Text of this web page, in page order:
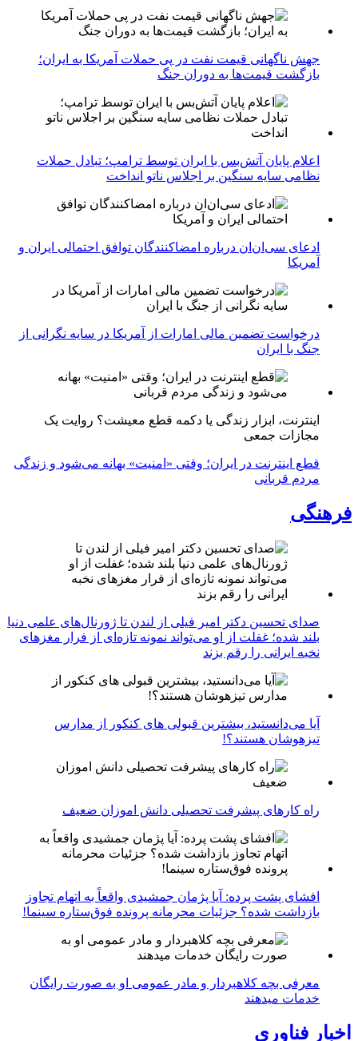
جهش ناگهانی قیمت نفت در پی حملات آمریکا به ایران؛
بازگشت قیمت‌ها به دوران جنگ
اعلام پایان آتش‌بس با ایران توسط ترامپ؛ تبادل حملات
نظامی سایه سنگین بر اجلاس ناتو انداخت
ادعای سی‌ان‌ان درباره امضاکنندگان توافق احتمالی ایران و
آمریکا
درخواست تضمین مالی امارات از آمریکا در سایه نگرانی از
جنگ با ایران
اینترنت، ابزار زندگی یا دکمه قطع معیشت؟ روایت یک
مجازات جمعی
قطع اینترنت در ایران؛ وقتی «امنیت» بهانه می‌شود و زندگی
مردم قربانی
فرهنگی
صدای تحسین دکتر امیر فیلی از لندن تا ژورنال‌های علمی دنیا
بلند شده؛ غفلت از او می‌تواند نمونه تازه‌ای از فرار مغزهای
نخبه ایرانی را رقم بزند
آیا می‌دانستید، بیشترین قبولی های کنکور از مدارس
تیزهوشان هستند؟!
راه کارهای پیشرفت تحصیلی دانش اموزان ضعیف
افشای پشت پرده: آیا پژمان جمشیدی واقعاً به اتهام تجاوز
بازداشت شده؟ جزئیات محرمانه پرونده فوق‌ستاره سینما!
معرفی بچه کلاهبردار و مادر عمومی او به صورت رایگان
خدمات میدهند
اخبار فناوری